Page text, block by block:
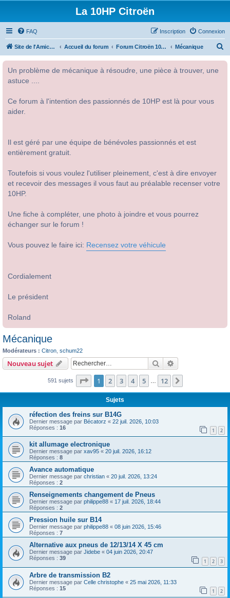
La 10HP Citroën
FAQ Connexion
Inscription
Site de l'Amicale Citroën 10HP Accueil du forum Forum Citroën 10HP Mécanique
Un problème de mécanique à résoudre, une pièce à trouver, une
astuce ....
Ce forum à l'intention des passionnés de 10HP est là pour vous
aider.
Il est géré par une équipe de bénévoles passionnés et est
entièrement gratuit.
Toutefois si vous voulez l'utiliser pleinement, c'est à dire envoyer
et recevoir des messages il vous faut au préalable recenser votre
10HP.
Une fiche à compléter, une photo à joindre et vous pourrez
échanger sur le forum !
Vous pouvez le faire ici: Recensez votre véhicule
Cordialement
Le président
Roland
Mécanique
Modérateurs : Citron schum22
Nouveau sujet Rechercher
591 sujets Page 1sur12
1 2 3 4 5 12
Sujets
réfection des freins sur B14G
Dernier message par Bécatorz « 22 juil. 2026, 10:03
Réponses : 16 1 2
kit allumage electronique
Dernier message par xav95 « 20 juil. 2026, 16:12
Réponses : 8
Avance automatique
Dernier message par christian « 20 juil. 2026, 13:24
Réponses : 2
Renseignements changement de Pneus
Dernier message par philippe88 « 17 juil. 2026, 18:44
Réponses : 2
Pression huile sur B14
Dernier message par philippe88 « 08 juin 2026, 15:46
Réponses : 7
Alternative aux pneus de 12/13/14 X 45 cm
Dernier message par Jidebe « 04 juin 2026, 20:47
Réponses : 39 1 2 3
Arbre de transmission B2
Dernier message par Celle christophe « 25 mai 2026, 11:33
Réponses : 15 1 2